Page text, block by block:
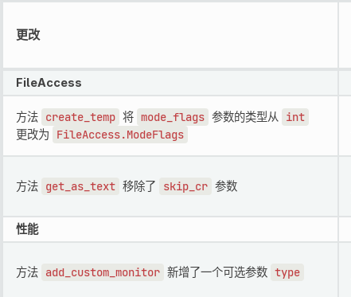
更改
FileAccess
方法 create_temp 将 mode_flags 参数的类型从 int
更改为 FileAccess.ModeFlags
方法 get_as_text 移除了 skip_cr 参数
性能
方法 add_custom_monitor 新增了一个可选参数 type